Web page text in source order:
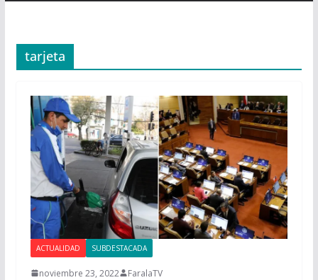
tarjeta
ACTUALIDAD SUBDESTACADA
noviembre 23, 2022 FaralaTV